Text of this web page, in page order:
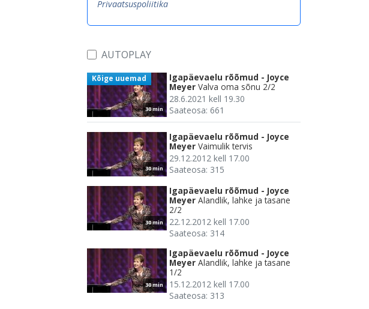
Privaatsuspoliitika
AUTOPLAY
30 min
Kõige uuemad
Igapäevaelu rõõmud - Joyce
Meyer Valva oma sõnu 2/2
28.6.2021 kell 19.30
Saateosa: 661
30 min
Igapäevaelu rõõmud - Joyce
Meyer Vaimulik tervis
29.12.2012 kell 17.00
Saateosa: 315
30 min
Igapäevaelu rõõmud - Joyce
Meyer Alandlik, lahke ja tasane
2/2
22.12.2012 kell 17.00
Saateosa: 314
30 min
Igapäevaelu rõõmud - Joyce
Meyer Alandlik, lahke ja tasane
1/2
15.12.2012 kell 17.00
Saateosa: 313